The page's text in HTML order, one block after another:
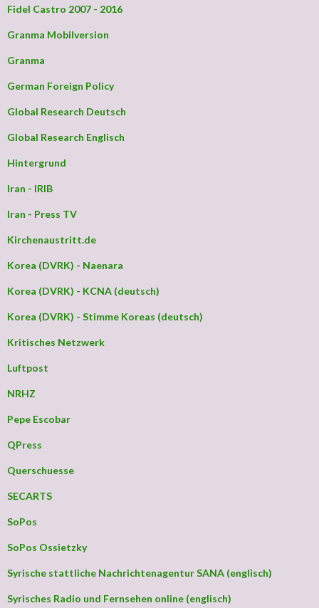
Fidel Castro 2007 - 2016
Granma Mobilversion
Granma
German Foreign Policy
Global Research Deutsch
Global Research Englisch
Hintergrund
Iran - IRIB
Iran - Press TV
Kirchenaustritt.de
Korea (DVRK) - Naenara
Korea (DVRK) - KCNA (deutsch)
Korea (DVRK) - Stimme Koreas (deutsch)
Kritisches Netzwerk
Luftpost
NRHZ
Pepe Escobar
QPress
Querschuesse
SECARTS
SoPos
SoPos Ossietzky
Syrische stattliche Nachrichtenagentur SANA (englisch)
Syrisches Radio und Fernsehen online (englisch)